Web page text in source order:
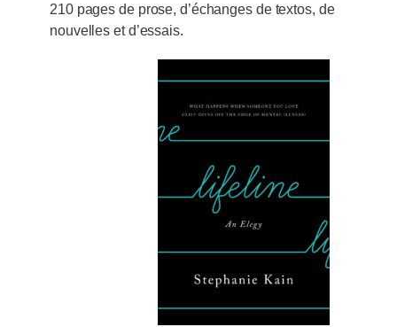
210 pages de prose, d’échanges de textos, de
nouvelles et d’essais.